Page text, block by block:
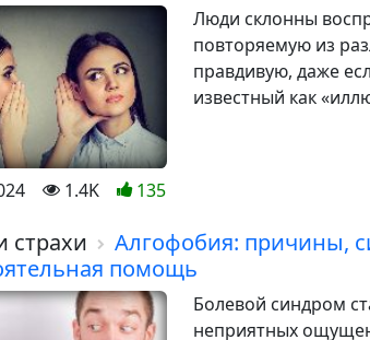
Люди склонны
повторяемую из
правдивую, даже
известный как
1.4K 135
страхи
Алгофобия: причины,
помощь
Болевой синдром
неприятных